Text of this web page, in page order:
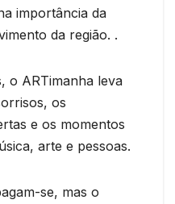
importância da
da região. .
o ARTimanha leva
os
e os momentos
arte e pessoas.
se, mas o